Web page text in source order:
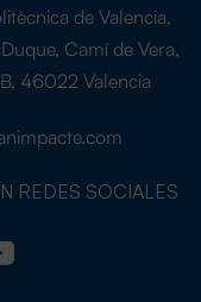
de Valencia,
Camí de Vera,
46022 Valencia
REDES SOCIALES